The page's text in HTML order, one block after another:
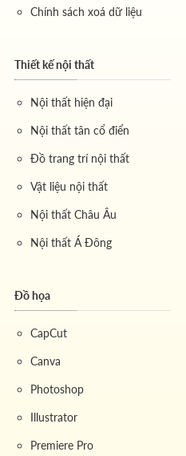
Chính sách xoá dữ liệu
Thiết kế nội thất
Nội thất hiện đại
Nội thất tân cổ điển
Đồ trang trí nội thất
Vật liệu nội thất
Nội thất Châu Âu
Nội thất Á Đông
Đồ họa
CapCut
Canva
Photoshop
Illustrator
Premiere Pro